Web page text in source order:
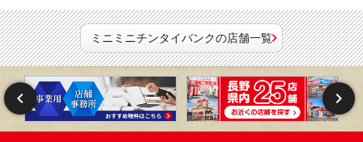
ミニミニチンタイバンクの店舗一覧